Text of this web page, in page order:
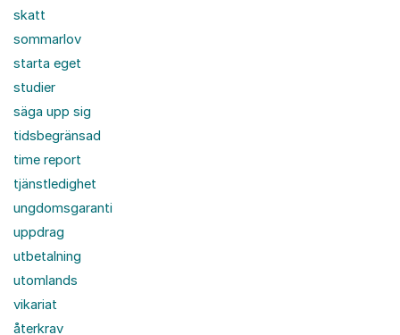
skatt
sommarlov
starta eget
studier
säga upp sig
tidsbegränsad
time report
tjänstledighet
ungdomsgaranti
uppdrag
utbetalning
utomlands
vikariat
återkrav